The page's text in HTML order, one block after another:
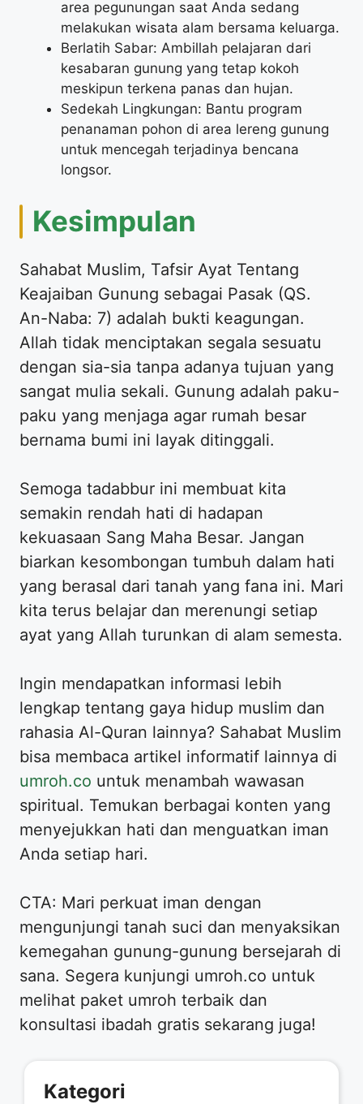
area pegunungan saat Anda sedang
melakukan wisata alam bersama keluarga.
Berlatih Sabar: Ambillah pelajaran dari
kesabaran gunung yang tetap kokoh
meskipun terkena panas dan hujan.
Sedekah Lingkungan: Bantu program
penanaman pohon di area lereng gunung
untuk mencegah terjadinya bencana
longsor.
Kesimpulan
Sahabat Muslim, Tafsir Ayat Tentang
Keajaiban Gunung sebagai Pasak (QS.
An-Naba: 7) adalah bukti keagungan.
Allah tidak menciptakan segala sesuatu
dengan sia-sia tanpa adanya tujuan yang
sangat mulia sekali. Gunung adalah paku-
paku yang menjaga agar rumah besar
bernama bumi ini layak ditinggali.
Semoga tadabbur ini membuat kita
semakin rendah hati di hadapan
kekuasaan Sang Maha Besar. Jangan
biarkan kesombongan tumbuh dalam hati
yang berasal dari tanah yang fana ini. Mari
kita terus belajar dan merenungi setiap
ayat yang Allah turunkan di alam semesta.
Ingin mendapatkan informasi lebih
lengkap tentang gaya hidup muslim dan
rahasia Al-Quran lainnya? Sahabat Muslim
bisa membaca artikel informatif lainnya di
umroh.co untuk menambah wawasan
spiritual. Temukan berbagai konten yang
menyejukkan hati dan menguatkan iman
Anda setiap hari.
CTA: Mari perkuat iman dengan
mengunjungi tanah suci dan menyaksikan
kemegahan gunung-gunung bersejarah di
sana. Segera kunjungi umroh.co untuk
melihat paket umroh terbaik dan
konsultasi ibadah gratis sekarang juga!
Kategori